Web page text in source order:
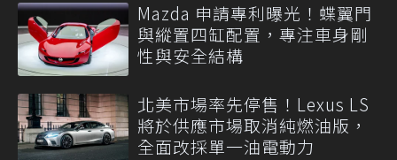
Mazda 申請專利曝光！蝶翼門
與縱置四缸配置，專注車身剛
性與安全結構
北美市場率先停售！Lexus LS
將於供應市場取消純燃油版，
全面改採單一油電動力